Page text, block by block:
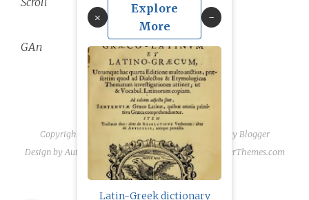
×
Explore
More
Latin-Greek dictionary
GAn
Copyright © linguae scriptaque | Powered by Blogger
Design byAutomattic | Blogger Theme byNewBloggerThemes.com